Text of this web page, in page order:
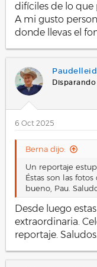
difíciles de lo que
A mi gusto
donde llevas el
Disparando
6 Oct 2025
Berna dijo:
Un reportaje
Éstas son las
bueno, Pau.
Desde luego
extraordinaria.
reportaje.